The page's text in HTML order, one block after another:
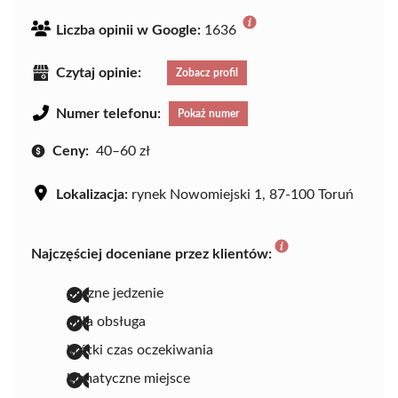
Liczba opinii w Google: 1636
Czytaj opinie: Zobacz profil
Numer telefonu: Pokaż numer
Ceny: 40–60 zł
Lokalizacja: rynek Nowomiejski 1, 87-100 Toruń
Najczęściej doceniane przez klientów:
pyszne jedzenie
miła obsługa
krótki czas oczekiwania
klimatyczne miejsce